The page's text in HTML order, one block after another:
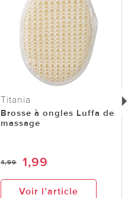
Titania
Brosse à ongles Luffa de
massage
4,99 1,99
Voir l’article